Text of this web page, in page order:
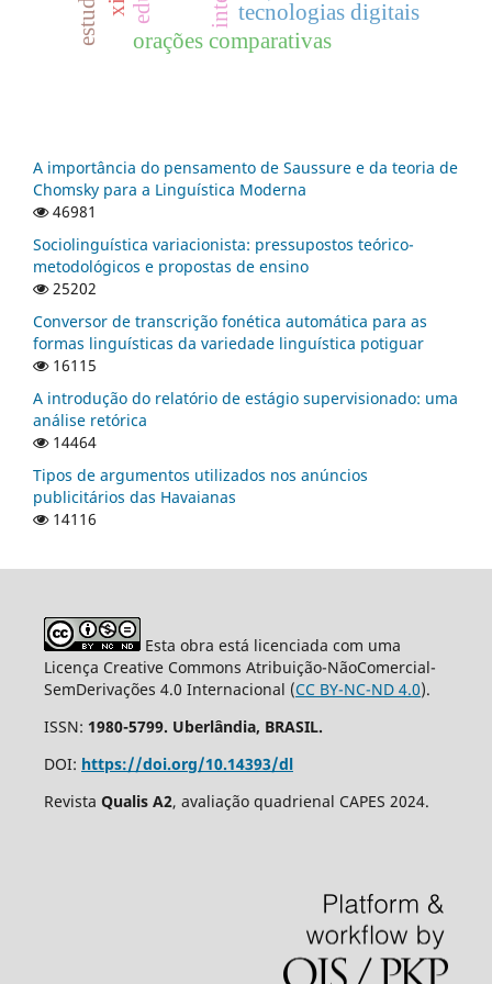
tecnologias digitais
orações comparativas
A importância do pensamento de Saussure e da teoria de
Chomsky para a Linguística Moderna
46981
Sociolinguística variacionista: pressupostos teórico-
metodológicos e propostas de ensino
25202
Conversor de transcrição fonética automática para as
formas linguísticas da variedade linguística potiguar
16115
A introdução do relatório de estágio supervisionado: uma
análise retórica
14464
Tipos de argumentos utilizados nos anúncios
publicitários das Havaianas
14116
Esta obra está licenciada com uma
Licença Creative Commons Atribuição-NãoComercial-
SemDerivações 4.0 Internacional (CC BY-NC-ND 4.0).
ISSN: 1980-5799. Uberlândia, BRASIL.
DOI: https://doi.org/10.14393/dl
Revista Qualis A2, avaliação quadrienal CAPES 2024.